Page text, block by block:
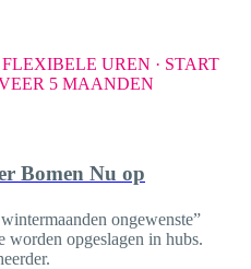
UREN · START
5 MAANDEN
Bomen Nu op
ongewenste”
worden opgeslagen in hubs.